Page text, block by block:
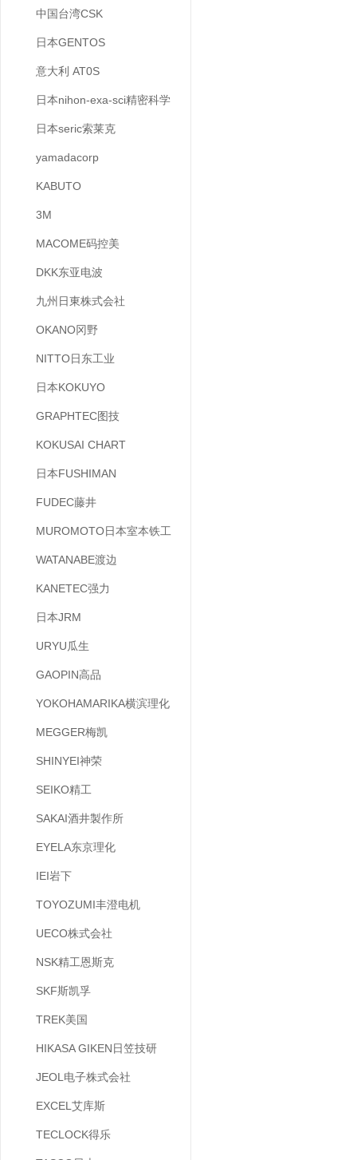
中国台湾CSK
日本GENTOS
意大利 AT0S
日本nihon-exa-sci精密科学
日本seric索莱克
yamadacorp
KABUTO
3M
MACOME码控美
DKK东亚电波
九州日東株式会社
OKANO冈野
NITTO日东工业
日本KOKUYO
GRAPHTEC图技
KOKUSAI CHART
日本FUSHIMAN
FUDEC藤井
MUROMOTO日本室本铁工
WATANABE渡边
KANETEC强力
日本JRM
URYU瓜生
GAOPIN高品
YOKOHAMARIKA横滨理化
MEGGER梅凯
SHINYEI神荣
SEIKO精工
SAKAI酒井製作所
EYELA东京理化
IEI岩下
TOYOZUMI丰澄电机
UECO株式会社
NSK精工恩斯克
SKF斯凯孚
TREK美国
HIKASA GIKEN日笠技研
JEOL电子株式会社
EXCEL艾库斯
TECLOCK得乐